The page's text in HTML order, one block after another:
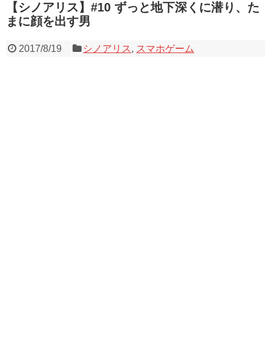
【シノアリス】#10 ずっと地下深くに潜り、た
まに顔を出す男
2017/8/19 シノアリス , スマホゲーム